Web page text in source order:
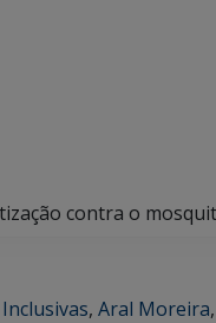
contra o
, Aral Moreira,